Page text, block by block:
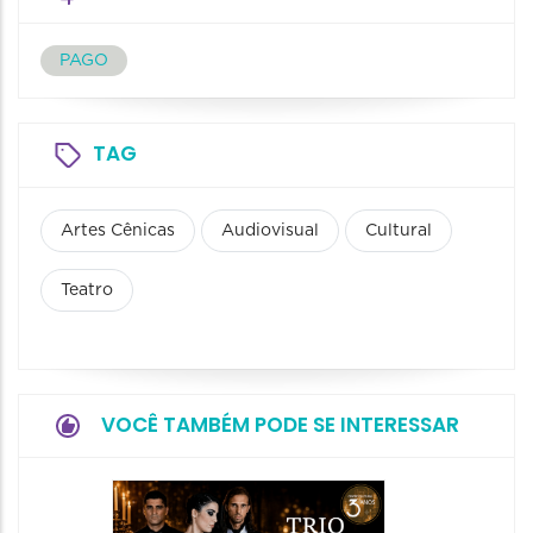
PAGO
TAG
Artes Cênicas Audiovisual Cultural
Teatro
VOCÊ TAMBÉM PODE SE INTERESSAR